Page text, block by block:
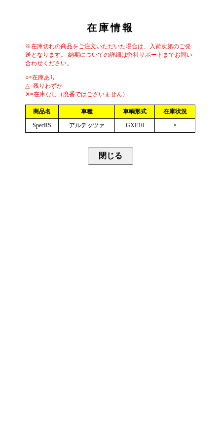
在庫情報
※在庫切れの商品をご注文いただいた場合は、入荷次第のご発
送となります。 納期についての詳細は弊社サポートまでお問い
合わせください。
○=在庫あり
△=残りわずか
✕=在庫なし（廃番ではございません）
商品名 車種 車輌形式
在庫状況
SpecRS
アルテッツァ GXE10 ×